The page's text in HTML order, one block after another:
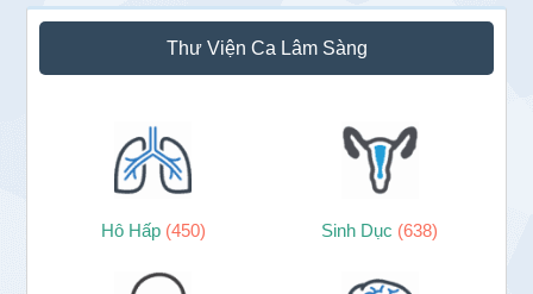
Thư Viện Ca Lâm Sàng
Hô Hấp (450) Sinh Dục (638)